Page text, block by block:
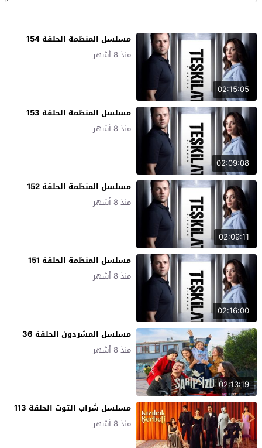
02:15:05
مسلسل المنظمة الحلقة 154
منذ 8 أشهر
02:09:08
مسلسل المنظمة الحلقة 153
منذ 8 أشهر
02:09:11
مسلسل المنظمة الحلقة 152
منذ 8 أشهر
02:16:00
مسلسل المنظمة الحلقة 151
منذ 8 أشهر
02:13:19
مسلسل المشردون الحلقة 36
منذ 8 أشهر
مسلسل شراب التوت الحلقة 113
منذ 8 أشهر